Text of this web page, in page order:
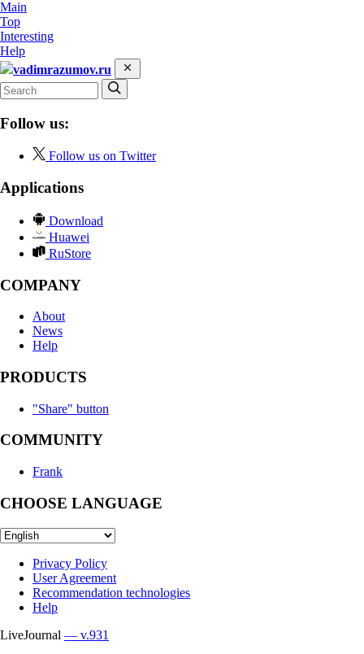
Main
Top
Interesting
Help
vadimrazumov.ru
Follow us:
Follow us on Twitter
Applications
Download
Huawei
RuStore
COMPANY
About
News
Help
PRODUCTS
"Share" button
COMMUNITY
Frank
CHOOSE LANGUAGE
Privacy Policy
User Agreement
Recommendation technologies
Help
LiveJournal — v.931